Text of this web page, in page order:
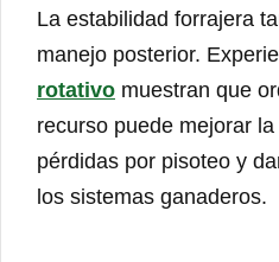
La estabilidad forrajera
manejo posterior.
rotativo muestran que
recurso puede mejorar
pérdidas por pisoteo y
los sistemas ganaderos.